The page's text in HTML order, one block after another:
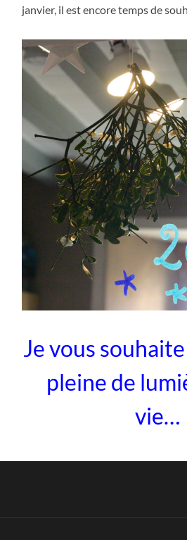
janvier, il est encore temps de
Je vous
pleine de
vie…